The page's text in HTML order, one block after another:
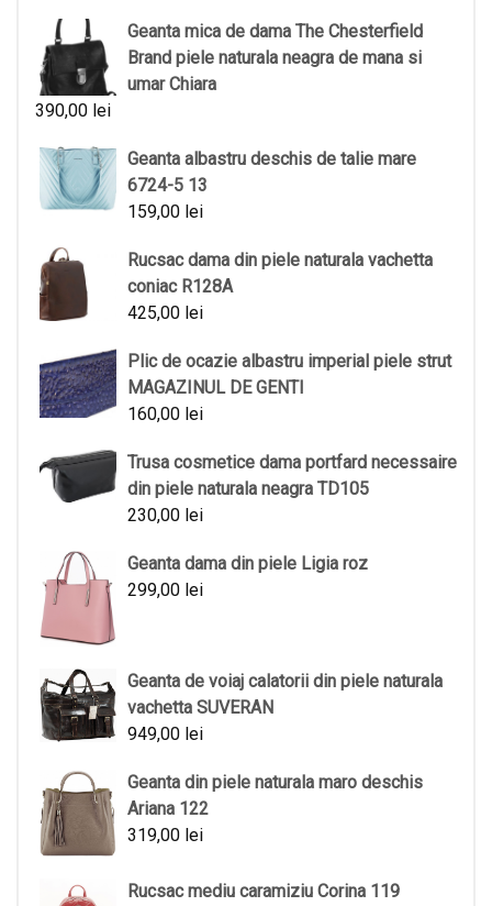
Geanta mica de dama The Chesterfield
Brand piele naturala neagra de mana si
umar Chiara
390,00 lei
Geanta albastru deschis de talie mare
6724-5 13
159,00 lei
Rucsac dama din piele naturala vachetta
coniac R128A
425,00 lei
Plic de ocazie albastru imperial piele strut
MAGAZINUL DE GENTI
160,00 lei
Trusa cosmetice dama portfard necessaire
din piele naturala neagra TD105
230,00 lei
Geanta dama din piele Ligia roz
299,00 lei
Geanta de voiaj calatorii din piele naturala
vachetta SUVERAN
949,00 lei
Geanta din piele naturala maro deschis
Ariana 122
319,00 lei
Rucsac mediu caramiziu Corina 119